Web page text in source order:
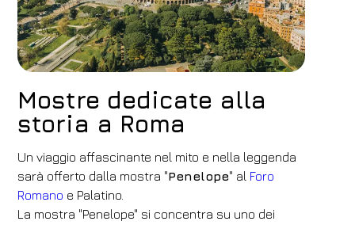
Mostre dedicate alla
storia a Roma
Un viaggio affascinante nel mito e nella leggenda
sarà offerto dalla mostra "Penelope" al Foro
Romano e Palatino.
La mostra "Penelope" si concentra su uno dei